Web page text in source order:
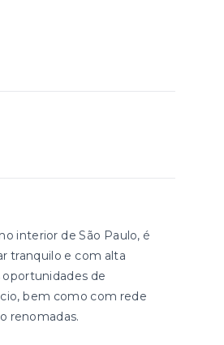
interior de São Paulo, é
tranquilo e com alta
oportunidades de
bem como com rede
renomadas.